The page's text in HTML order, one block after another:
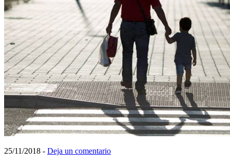
25/11/2018 - Deja un comentario